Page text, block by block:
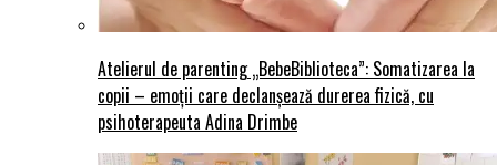
Atelierul de parenting „BebeBiblioteca”: Somatizarea la
copii – emoții care declanșează durerea fizică, cu
psihoterapeuta Adina Drimbe